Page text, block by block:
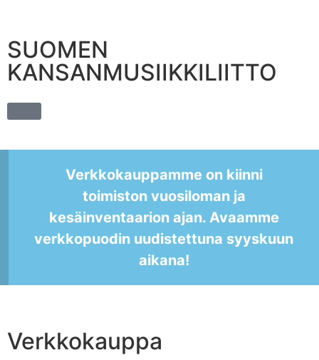
SUOMEN
KANSANMUSIIKKILIITTO
Verkkokauppamme on kiinni
toimiston vuosiloman ja
kesäinventaarion ajan. Avaamme
verkkopuodin uudistettuna syyskuun
aikana!
Verkkokauppa